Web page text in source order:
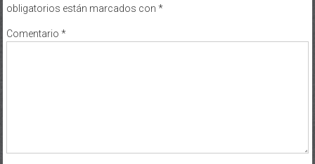
obligatorios están marcados con *
Comentario *